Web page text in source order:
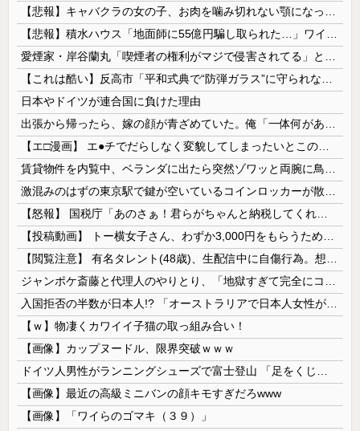
日本やドイツが連合国に負けた理由
【ｗ】物凄くカワイイ子猫の取っ組み合い！
【画像】カップヌードル、限界突破ｗｗｗ
【画像】最近の高級ミニバンの顔キモすぎだろwww
【画像】「ワイらのゴマキ（３９）」